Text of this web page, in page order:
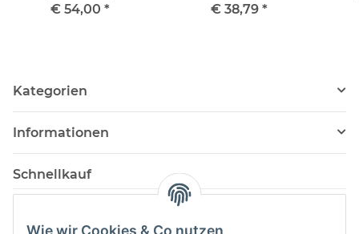
€ 54,00 *
€ 38,79 *
Kategorien
Informationen
Schnellkauf